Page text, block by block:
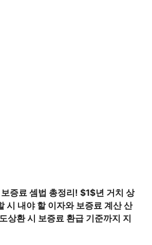
증료 셈법 총정리! $1$년 거치 상
시 내야 할 이자와 보증료 계산 산
상환 시 보증료 환급 기준까지 지